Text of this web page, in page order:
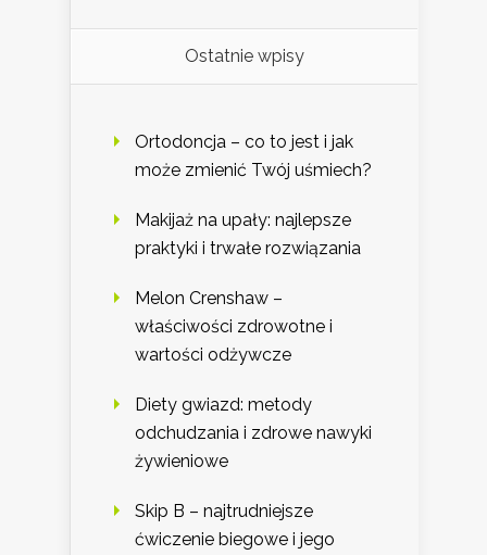
Ostatnie wpisy
Ortodoncja – co to jest i jak
może zmienić Twój uśmiech?
Makijaż na upały: najlepsze
praktyki i trwałe rozwiązania
Melon Crenshaw –
właściwości zdrowotne i
wartości odżywcze
Diety gwiazd: metody
odchudzania i zdrowe nawyki
żywieniowe
Skip B – najtrudniejsze
ćwiczenie biegowe i jego